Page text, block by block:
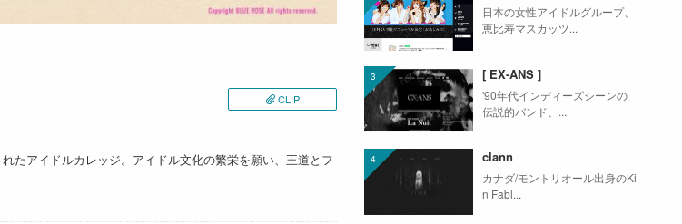
たアイドルカレッジ。アイドル文化の繁栄を願い、王道とフ
CLIP
日本の女性アイドルグループ、
恵比寿マスカッツ...
[ EX-ANS ]
'90年代インディーズシーンの
伝説的バンド、...
clann
カナダ/モントリオール出身のKi
n Fabl...